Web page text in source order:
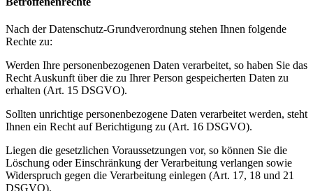
Nach der Datenschutz-Grundverordnung stehen Ihnen folgende
Rechte zu:
Werden Ihre personenbezogenen Daten verarbeitet, so haben Sie das
Recht Auskunft über die zu Ihrer Person gespeicherten Daten zu
erhalten (Art. 15 DSGVO).
Sollten unrichtige personenbezogene Daten verarbeitet werden, steht
Ihnen ein Recht auf Berichtigung zu (Art. 16 DSGVO).
Liegen die gesetzlichen Voraussetzungen vor, so können Sie die
Löschung oder Einschränkung der Verarbeitung verlangen sowie
Widerspruch gegen die Verarbeitung einlegen (Art. 17, 18 und 21
DSGVO).